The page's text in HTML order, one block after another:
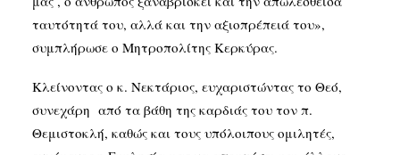
ταυτότητά του, αλλά και την αξιοπρέπειά του»,
συμπλήρωσε ο Μητροπολίτης Κερκύρας.
Κλείνοντας ο κ. Νεκτάριος, ευχαριστώντας το Θεό,
συνεχάρη από τα βάθη της καρδιάς του τον π.
Θεμιστοκλή, καθώς και τους υπόλοιπους ομιλητές,